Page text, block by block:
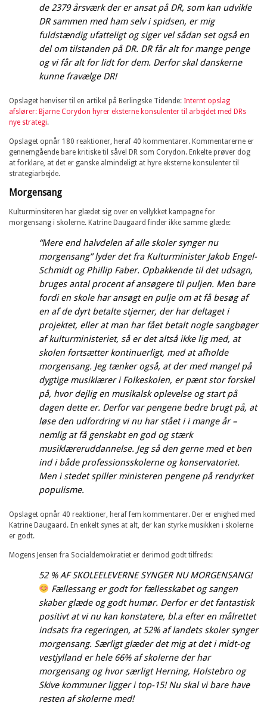
de 2379 årsværk der er ansat på DR, som kan udvikle
DR sammen med ham selv i spidsen, er mig
fuldstændig ufatteligt og siger vel sådan set også en
del om tilstanden på DR. DR får alt for mange penge
og vi får alt for lidt for dem. Derfor skal danskerne
kunne fravælge DR!
Opslaget henviser til en artikel på Berlingske Tidende: Internt opslag
afslører: Bjarne Corydon hyrer eksterne konsulenter til arbejdet med DRs
nye strategi.
Opslaget opnår 180 reaktioner, heraf 40 kommentarer. Kommentarerne er
gennemgående bare kritiske til såvel DR som Corydon. Enkelte prøver dog
at forklare, at det er ganske almindeligt at hyre eksterne konsulenter til
strategiarbejde.
Morgensang
Kulturminsiteren har glædet sig over en vellykket kampagne for
morgensang i skolerne. Katrine Daugaard finder ikke samme glæde:
“Mere end halvdelen af alle skoler synger nu
morgensang” lyder det fra Kulturminister Jakob Engel-
Schmidt og Phillip Faber. Opbakkende til det udsagn,
bruges antal procent af ansøgere til puljen. Men bare
fordi en skole har ansøgt en pulje om at få besøg af
en af de dyrt betalte stjerner, der har deltaget i
projektet, eller at man har fået betalt nogle sangbøger
af kulturministeriet, så er det altså ikke lig med, at
skolen fortsætter kontinuerligt, med at afholde
morgensang. Jeg tænker også, at der med mangel på
dygtige musiklærer i Folkeskolen, er pænt stor forskel
på, hvor dejlig en musikalsk oplevelse og start på
dagen dette er. Derfor var pengene bedre brugt på, at
løse den udfordring vi nu har stået i i mange år –
nemlig at få genskabt en god og stærk
musiklæreruddannelse. Jeg så den gerne med et ben
ind i både professionsskolerne og konservatoriet.
Men i stedet spiller ministeren pengene på rendyrket
populisme.
Opslaget opnår 40 reaktioner, heraf fem kommentarer. Der er enighed med
Katrine Daugaard. En enkelt synes at alt, der kan styrke musikken i skolerne
er godt.
Mogens Jensen fra Socialdemokratiet er derimod godt tilfreds:
52 % AF SKOLEELEVERNE SYNGER NU MORGENSANG!
Fællessang er godt for fællesskabet og sangen
skaber glæde og godt humør. Derfor er det fantastisk
positivt at vi nu kan konstatere, bl.a efter en målrettet
indsats fra regeringen, at 52% af landets skoler synger
morgensang. Særligt glæder det mig at det i midt-og
vestjylland er hele 66% af skolerne der har
morgensang og hvor særligt Herning, Holstebro og
Skive kommuner ligger i top-15! Nu skal vi bare have
resten af skolerne med!